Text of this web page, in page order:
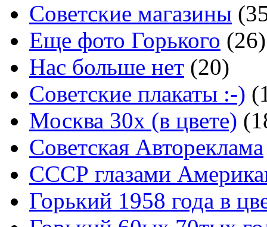
Советские магазины
Еще фото Горького (26)
Нас больше нет (20)
Советские плакаты :-)
Москва 30x (в цвете)
Советская Автореклама
СССР глазами
Горький 1958 года в